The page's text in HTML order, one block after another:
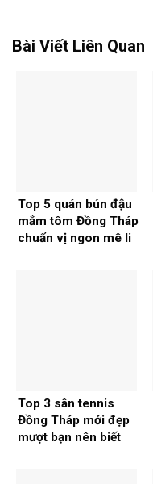
Bài Viết Liên Quan
Top 5 quán bún đậu
mắm tôm Đồng Tháp
chuẩn vị ngon mê li
Top 3 sân tennis
Đồng Tháp mới đẹp
mượt bạn nên biết